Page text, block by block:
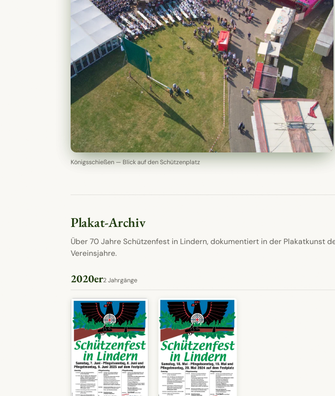
Plakat-Archiv
Über 70 Jahre Schützenfest in Lindern, dokumentiert in der Plakatkunst der
2020er2 Jahrgänge